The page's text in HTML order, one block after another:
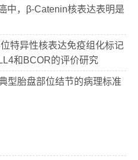
中，β-Catenin核表达表明是
特异性核表达免疫组化标记
和BCOR的评价研究
型胎盘部位结节的病理标准